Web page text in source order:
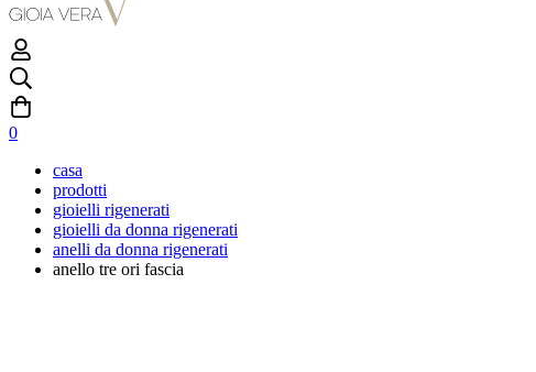
0
casa
prodotti
gioielli rigenerati
gioielli da donna rigenerati
anelli da donna rigenerati
anello tre ori fascia